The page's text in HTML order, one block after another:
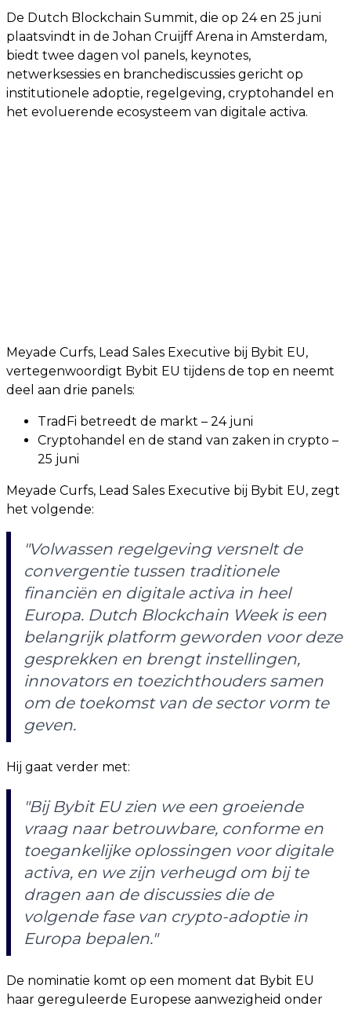
De Dutch Blockchain Summit, die op 24 en 25 juni
plaatsvindt in de Johan Cruijff Arena in Amsterdam,
biedt twee dagen vol panels, keynotes,
netwerksessies en branchediscussies gericht op
institutionele adoptie, regelgeving, cryptohandel en
het evoluerende ecosysteem van digitale activa.
Meyade Curfs, Lead Sales Executive bij Bybit EU,
vertegenwoordigt Bybit EU tijdens de top en neemt
deel aan drie panels:
TradFi betreedt de markt – 24 juni
Cryptohandel en de stand van zaken in crypto –
25 juni
Meyade Curfs, Lead Sales Executive bij Bybit EU, zegt
het volgende:
"Volwassen regelgeving versnelt de
convergentie tussen traditionele
financiën en digitale activa in heel
Europa. Dutch Blockchain Week is een
belangrijk platform geworden voor deze
gesprekken en brengt instellingen,
innovators en toezichthouders samen
om de toekomst van de sector vorm te
geven.
Hij gaat verder met:
"Bij Bybit EU zien we een groeiende
vraag naar betrouwbare, conforme en
toegankelijke oplossingen voor digitale
activa, en we zijn verheugd om bij te
dragen aan de discussies die de
volgende fase van crypto-adoptie in
Europa bepalen."
De nominatie komt op een moment dat Bybit EU
haar gereguleerde Europese aanwezigheid onder